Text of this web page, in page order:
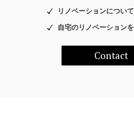
リノベーションについ
自宅のリノベーション
Contact